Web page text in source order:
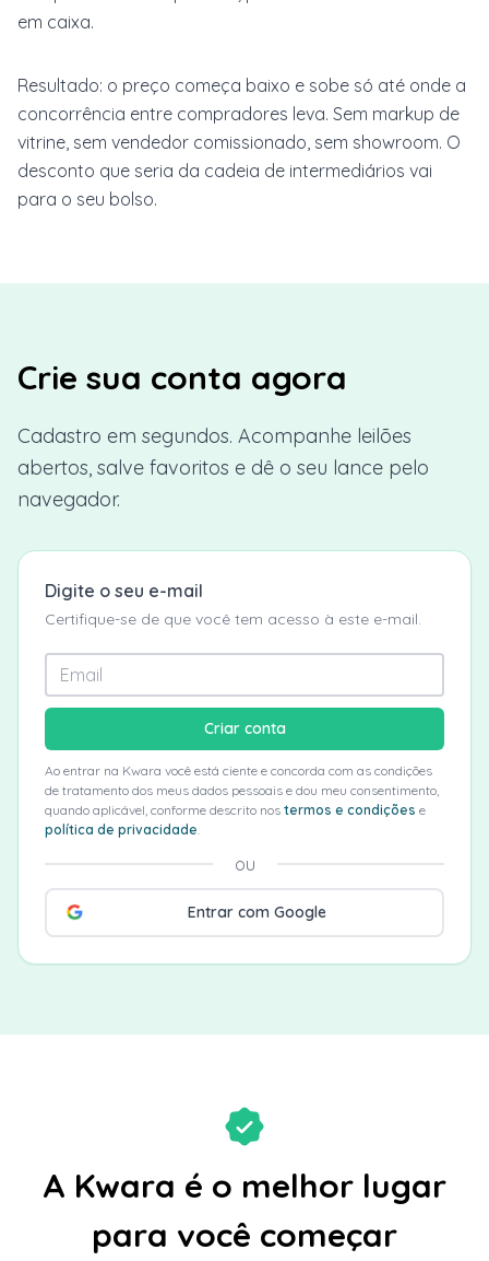
em caixa.
Resultado: o preço começa baixo e sobe só até onde a
concorrência entre compradores leva. Sem markup de
vitrine, sem vendedor comissionado, sem showroom. O
desconto que seria da cadeia de intermediários vai
para o seu bolso.
Crie sua conta agora
Cadastro em segundos. Acompanhe leilões
abertos, salve favoritos e dê o seu lance pelo
navegador.
Digite o seu e-mail
Certifique-se de que você tem acesso à este e-mail.
Criar conta
Ao entrar na Kwara você está ciente e concorda com as condições
de tratamento dos meus dados pessoais e dou meu consentimento,
quando aplicável, conforme descrito nos termos e condições e
política de privacidade.
ou
Entrar com Google
A Kwara é o melhor lugar
para você começar